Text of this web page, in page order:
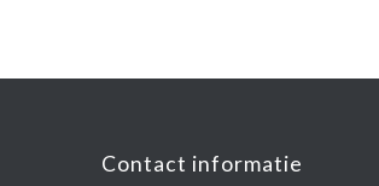
Contact informatie